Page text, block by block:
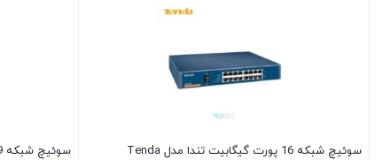
سوئیچ شبکه 16 پورت گیگابیت تندا مدل Tenda